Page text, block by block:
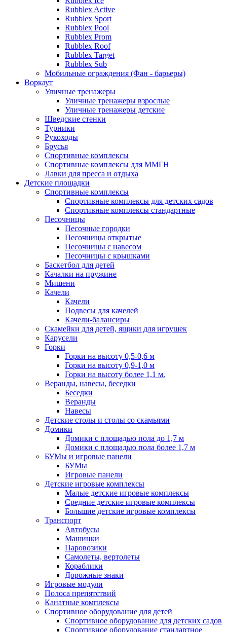
Rubblex Active
Rubblex Sport
Rubblex Pool
Rubblex Prom
Rubblex Roof
Rubblex Target
Rubblex Sub
Мобильные ограждения (Фан - барьеры)
Воркаут
Уличные тренажеры
Уличные тренажеры взрослые
Уличные тренажеры детские
Шведские стенки
Турники
Рукоходы
Брусья
Спортивные комплексы
Спортивные комплексы для ММГН
Лавки для пресса и отдыха
Детские площадки
Спортивные комплексы
Спортивные комплексы для детских садов
Спортивные комплексы стандартные
Песочницы
Песочные городки
Песочницы открытые
Песочницы с навесом
Песочницы с крышками
Баскетбол для детей
Качалки на пружине
Мишени
Качели
Качели
Подвесы для качелей
Качели-балансиры
Скамейки для детей, ящики для игрушек
Карусели
Горки
Горки на высоту 0,5-0,6 м
Горки на высоту 0,9-1,0 м
Горки на высоту более 1,1 м.
Веранды, навесы, беседки
Беседки
Веранды
Навесы
Детские столы и столы со скамьями
Домики
Домики с площадью пола до 1,7 м
Домики с площадью пола более 1,7 м
БУМы и игровые панели
БУМы
Игровые панели
Детские игровые комплексы
Малые детские игровые комплексы
Средние детские игровые комплексы
Большие детские игровые комплексы
Транспорт
Автобусы
Машинки
Паровозики
Самолеты, вертолеты
Кораблики
Дорожные знаки
Игровые модули
Полоса препятствий
Канатные комплексы
Спортивное оборудование для детей
Спортивное оборудование для детских садов
Спортивное оборудование стандартное